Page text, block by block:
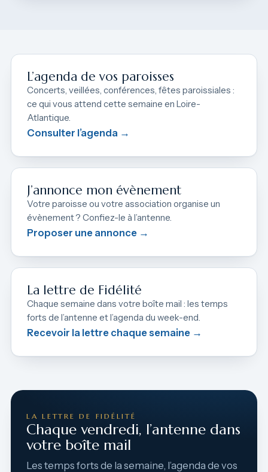
L’agenda de vos paroisses
Concerts, veillées, conférences, fêtes paroissiales :
ce qui vous attend cette semaine en Loire-
Atlantique.
Consulter l’agenda →
J’annonce mon évènement
Votre paroisse ou votre association organise un
évènement ? Confiez-le à l’antenne.
Proposer une annonce →
La lettre de Fidélité
Chaque semaine dans votre boîte mail : les temps
forts de l’antenne et l’agenda du week-end.
Recevoir la lettre chaque semaine →
LA LETTRE DE FIDÉLITÉ
Chaque vendredi, l’antenne dans
votre boîte mail
Les temps forts de la semaine, l’agenda de vos